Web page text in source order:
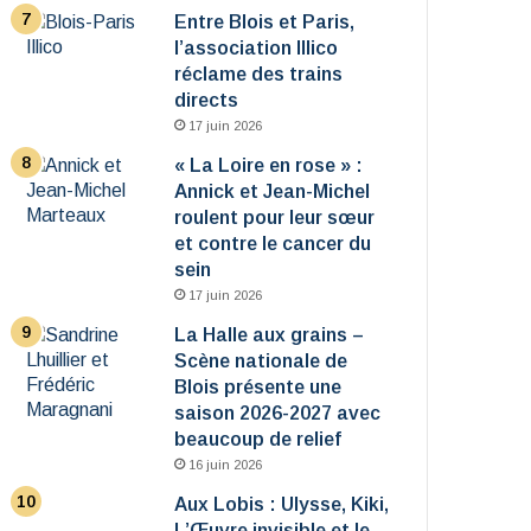
Entre Blois et Paris,
l’association Illico
réclame des trains
directs
17 juin 2026
« La Loire en rose » :
Annick et Jean-Michel
roulent pour leur sœur
et contre le cancer du
sein
17 juin 2026
La Halle aux grains –
Scène nationale de
Blois présente une
saison 2026-2027 avec
beaucoup de relief
16 juin 2026
Aux Lobis : Ulysse, Kiki,